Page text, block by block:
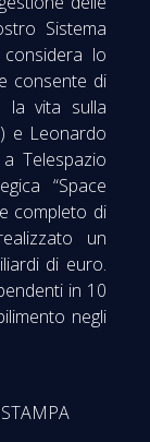
Sistema
lo
consente di
la vita sulla
e Leonardo
Telespazio
“Space
completo di
un
di euro.
in 10
negli